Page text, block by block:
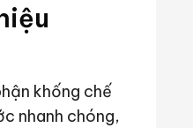
khống chế
nhanh chóng,